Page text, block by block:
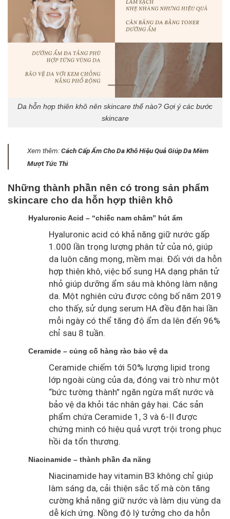
Da hỗn hợp thiên khô nên skincare thế nào? Gợi ý các bước
skincare
Xem thêm:Cách Cấp Ẩm Cho Da Khô Hiệu Quả Giúp Da Mềm
Mượt Tức Thì
Những thành phần nên có trong sản phẩm
skincare cho da hỗn hợp thiên khô
Hyaluronic Acid – “chiếc nam châm” hút ẩm
Hyaluronic acid có khả năng giữ nước gấp
1.000 lần trọng lượng phân tử của nó, giúp
da luôn căng mọng, mềm mại. Đối với da hỗn
hợp thiên khô, việc bổ sung HA dạng phân tử
nhỏ giúp dưỡng ẩm sâu mà không làm nặng
da. Một nghiên cứu được công bố năm 2019
cho thấy, sử dụng serum HA đều đặn hai lần
mỗi ngày có thể tăng độ ẩm da lên đến 96%
chỉ sau 8 tuần.
Ceramide – củng cố hàng rào bảo vệ da
Ceramide chiếm tới 50% lượng lipid trong
lớp ngoài cùng của da, đóng vai trò như một
“bức tường thành” ngăn ngừa mất nước và
bảo vệ da khỏi tác nhân gây hại. Các sản
phẩm chứa Ceramide 1, 3 và 6-II được
chứng minh có hiệu quả vượt trội trong phục
hồi da tổn thương.
Niacinamide – thành phần đa năng
Niacinamide hay vitamin B3 không chỉ giúp
làm sáng da, cải thiện sắc tố mà còn tăng
cường khả năng giữ nước và làm dịu vùng da
dễ kích ứng. Nồng độ lý tưởng cho da hỗn